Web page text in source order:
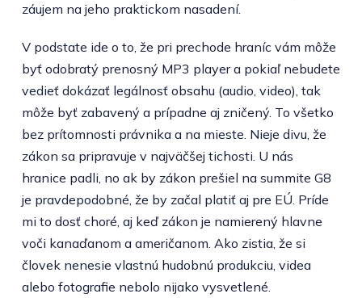
záujem na jeho praktickom nasadení.
V podstate ide o to, že pri prechode hraníc vám môže
byť odobratý prenosný MP3 player a pokiaľ nebudete
vedieť dokázať legálnosť obsahu (audio, video), tak
môže byť zabavený a prípadne aj zničený. To všetko
bez prítomnosti právnika a na mieste. Nieje divu, že
zákon sa pripravuje v najväčšej tichosti. U nás
hranice padli, no ak by zákon prešiel na summite G8
je pravdepodobné, že by začal platiť aj pre EÚ. Príde
mi to dosť choré, aj keď zákon je namierený hlavne
voči kanaďanom a američanom. Ako zistia, že si
človek nenesie vlastnú hudobnú produkciu, videa
alebo fotografie nebolo nijako vysvetlené.